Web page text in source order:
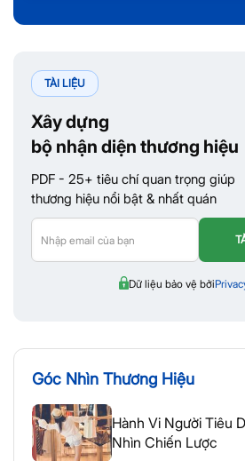
TÀI LIỆU
Xây dựng
bộ nhận diện thương hiệu
PDF - 25+ tiêu chí quan trọng giúp
thương hiệu nổi bật & nhất quán
Dữ liệu bảo vệ bởi
Góc Nhìn Thương Hiệu
Hành Vi Người Tiêu
Nhìn Chiến Lược